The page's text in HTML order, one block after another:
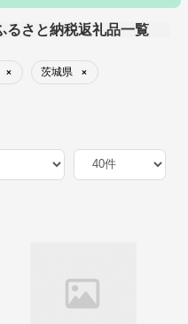
さと納税返礼品一覧
× 茨城県 ×